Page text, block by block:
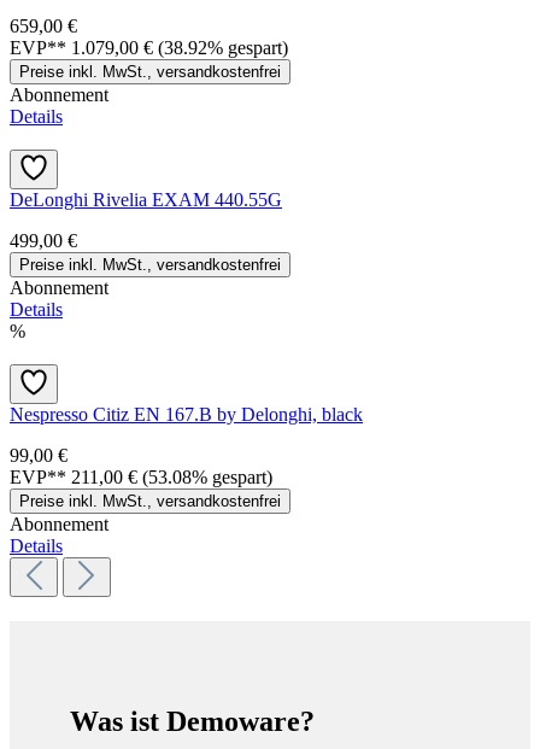
659,00 €
EVP** 1.079,00 € (38.92% gespart)
Preise inkl. MwSt., versandkostenfrei
Abonnement
Details
DeLonghi Rivelia EXAM 440.55G
499,00 €
Preise inkl. MwSt., versandkostenfrei
Abonnement
Details
%
Nespresso Citiz EN 167.B by Delonghi, black
99,00 €
EVP** 211,00 € (53.08% gespart)
Preise inkl. MwSt., versandkostenfrei
Abonnement
Details
Was ist Demoware?